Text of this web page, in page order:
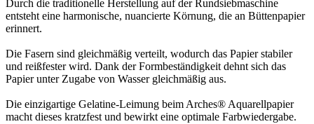
Durch die traditionelle Herstellung auf der Rundsiebmaschine
entsteht eine harmonische, nuancierte Körnung, die an Büttenpapier
erinnert.
Die Fasern sind gleichmäßig verteilt, wodurch das Papier stabiler
und reißfester wird. Dank der Formbeständigkeit dehnt sich das
Papier unter Zugabe von Wasser gleichmäßig aus.
Die einzigartige Gelatine-Leimung beim Arches® Aquarellpapier
macht dieses kratzfest und bewirkt eine optimale Farbwiedergabe.